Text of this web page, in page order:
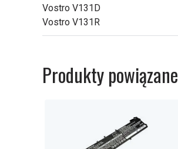
Vostro V131D
Vostro V131R
Produkty powiązane